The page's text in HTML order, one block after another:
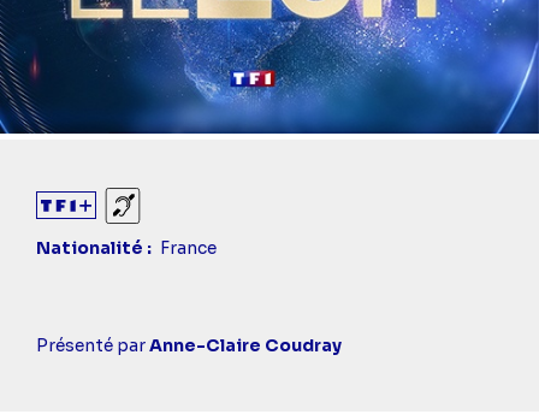
Sourds et malentendants
Nationalité
France
Casting
Présenté parAnne-Claire Coudray